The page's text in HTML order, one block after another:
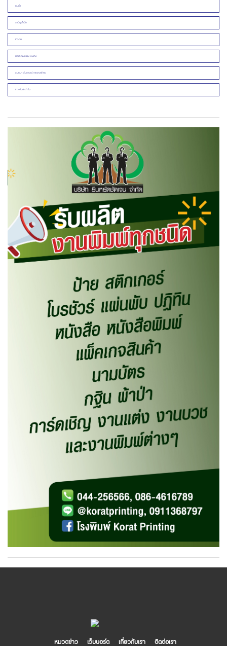
คมคำ
สามัญสำนึก
ข่าวคน
ศิลปวัฒนธรรม บันเทิง
สนทนา สัมภาษณ์ รายงานพิเศษ
ข่าวเด่นประจำวัน
หมวดข่าว เว็บบอร์ด เกี่ยวกับเรา ติดต่อเรา